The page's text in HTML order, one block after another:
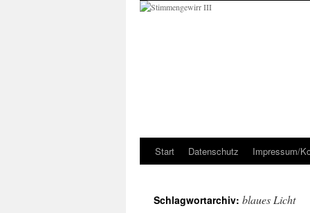
Start Datenschutz Impressum/
Schlagwortarchiv: blaues Licht